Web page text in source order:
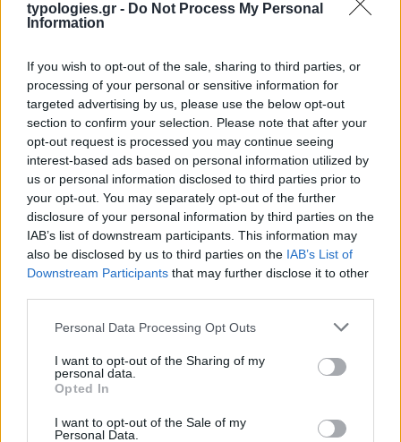
typologies.gr - Do Not Process My Personal
Information
If you wish to opt-out of the sale, sharing to third parties, or
processing of your personal or sensitive information for
targeted advertising by us, please use the below opt-out
section to confirm your selection. Please note that after your
opt-out request is processed you may continue seeing
interest-based ads based on personal information utilized by
us or personal information disclosed to third parties prior to
your opt-out. You may separately opt-out of the further
disclosure of your personal information by third parties on the
IAB’s list of downstream participants. This information may
also be disclosed by us to third parties on the IAB’s List of
Downstream Participants that may further disclose it to other
Please note that this website/app uses one or more Google
not limited to your visit or usage behaviour. You may click to
grant or deny consent to Google and its third-party tags to
use your data for below specified purposes in below Google
consent section.
Personal Data Processing Opt Outs
I want to opt-out of the Sharing of my
personal data.
Opted In
I want to opt-out of the Sale of my
Personal Data.
ΑΙΧΜΕΣ
ΑΙΧΜΕΣ: Και άλλες αποχωρήσεις και
άλλες συμφωνίες
Το Καλοκαίρι αυτό στα ΜΜΕ θυμίζει αίθουσα αφίξεων και
αναχωρήσεων αεροδρομίου. Άλλοι γνωρίζουν τον
ξεκινήσει για άλλου καταλήγουν σε άλλο σημείο. Η
κινητικότητα είναι συνάρτηση πολλών παραγόντων,
ορισμένοι εκ των οποίων δεν είναι ορατοί προς το
παρόν. Λέγεται πως ο Ιβάν Σαββίδης τα βρήκε με την
κυβέρνηση, […]